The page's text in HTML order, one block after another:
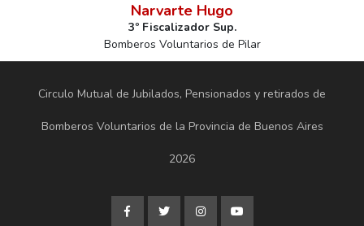
Narvarte Hugo
3º Fiscalizador Sup.
Bomberos Voluntarios de Pilar
Circulo Mutual de Jubilados, Pensionados y retirados de
Bomberos Voluntarios de la Provincia de Buenos Aires
2026